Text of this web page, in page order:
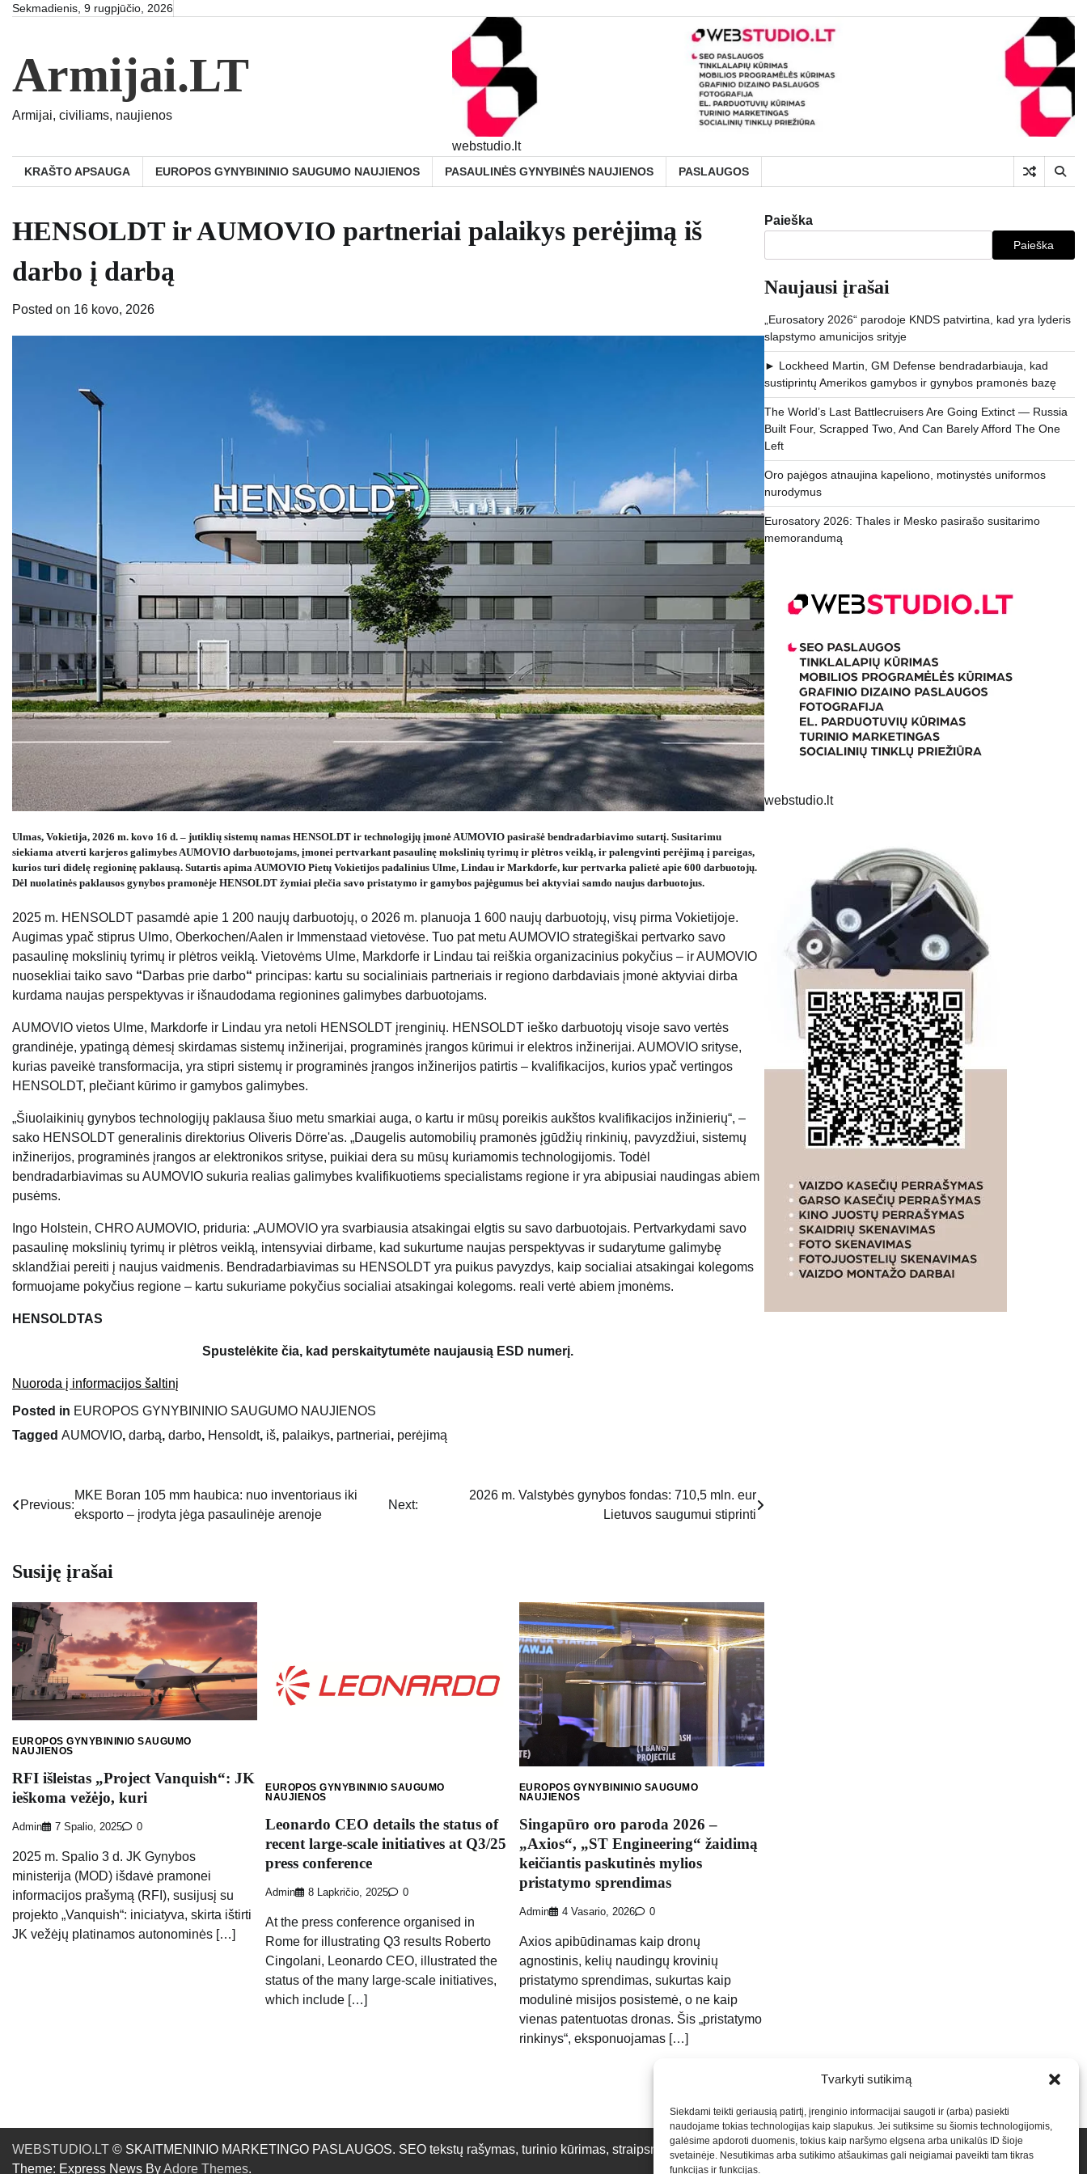
Tvarkyti sutikimą
Siekdami teikti geriausią patirtį, įrenginio informacijai saugoti ir (arba) pasiekti
naudojame tokias technologijas kaip slapukus. Jei sutiksime su šiomis technologijomis,
galėsime apdoroti duomenis, tokius kaip naršymo elgsena arba unikalūs ID šioje
svetainėje. Nesutikimas arba sutikimo atšaukimas gali neigiamai paveikti tam tikras
funkcijas ir funkcijas.
SkipSekmadienis, 9 rugpjūčio, 2026
Armijai.LT
Armijai, civiliams, naujienos
webstudio.lt
KRAŠTO APSAUGA EUROPOS GYNYBININIO SAUGUMO NAUJIENOS PASAULINĖS GYNYBINĖS NAUJIENOS PASLAUGOS
HENSOLDT ir AUMOVIO partneriai palaikys perėjimą iš
darbo į darbą
Posted on 16 kovo, 2026
Ulmas, Vokietija, 2026 m. kovo 16 d. – jutiklių sistemų namas HENSOLDT ir technologijų įmonė AUMOVIO pasirašė bendradarbiavimo sutartį. Susitarimu
siekiama atverti karjeros galimybes AUMOVIO darbuotojams, įmonei pertvarkant pasaulinę mokslinių tyrimų ir plėtros veiklą, ir palengvinti perėjimą į pareigas,
kurios turi didelę regioninę paklausą. Sutartis apima AUMOVIO Pietų Vokietijos padalinius Ulme, Lindau ir Markdorfe, kur pertvarka palietė apie 600 darbuotojų.
Dėl nuolatinės paklausos gynybos pramonėje HENSOLDT žymiai plečia savo pristatymo ir gamybos pajėgumus bei aktyviai samdo naujus darbuotojus.
2025 m. HENSOLDT pasamdė apie 1 200 naujų darbuotojų, o 2026 m. planuoja 1 600 naujų darbuotojų, visų pirma Vokietijoje.
Augimas ypač stiprus Ulmo, Oberkochen/Aalen ir Immenstaad vietovėse. Tuo pat metu AUMOVIO strategiškai pertvarko savo
pasaulinę mokslinių tyrimų ir plėtros veiklą. Vietovėms Ulme, Markdorfe ir Lindau tai reiškia organizacinius pokyčius – ir AUMOVIO
nuosekliai taiko savo “Darbas prie darbo“ principas: kartu su socialiniais partneriais ir regiono darbdaviais įmonė aktyviai dirba
kurdama naujas perspektyvas ir išnaudodama regionines galimybes darbuotojams.
AUMOVIO vietos Ulme, Markdorfe ir Lindau yra netoli HENSOLDT įrenginių. HENSOLDT ieško darbuotojų visoje savo vertės
grandinėje, ypatingą dėmesį skirdamas sistemų inžinerijai, programinės įrangos kūrimui ir elektros inžinerijai. AUMOVIO srityse,
kurias paveikė transformacija, yra stipri sistemų ir programinės įrangos inžinerijos patirtis – kvalifikacijos, kurios ypač vertingos
HENSOLDT, plečiant kūrimo ir gamybos galimybes.
„Šiuolaikinių gynybos technologijų paklausa šiuo metu smarkiai auga, o kartu ir mūsų poreikis aukštos kvalifikacijos inžinierių“, –
sako HENSOLDT generalinis direktorius Oliveris Dörre'as. „Daugelis automobilių pramonės įgūdžių rinkinių, pavyzdžiui, sistemų
inžinerijos, programinės įrangos ar elektronikos srityse, puikiai dera su mūsų kuriamomis technologijomis. Todėl
bendradarbiavimas su AUMOVIO sukuria realias galimybes kvalifikuotiems specialistams regione ir yra abipusiai naudingas abiem
pusėms.
Ingo Holstein, CHRO AUMOVIO, priduria: „AUMOVIO yra svarbiausia atsakingai elgtis su savo darbuotojais. Pertvarkydami savo
pasaulinę mokslinių tyrimų ir plėtros veiklą, intensyviai dirbame, kad sukurtume naujas perspektyvas ir sudarytume galimybę
sklandžiai pereiti į naujus vaidmenis. Bendradarbiavimas su HENSOLDT yra puikus pavyzdys, kaip socialiai atsakingai kolegoms
formuojame pokyčius regione – kartu sukuriame pokyčius socialiai atsakingai kolegoms. reali vertė abiem įmonėms.
HENSOLDTAS
Spustelėkite čia, kad perskaitytumėte naujausią ESD numerį.
Nuoroda į informacijos šaltinį
Posted in EUROPOS GYNYBININIO SAUGUMO NAUJIENOS
Tagged AUMOVIO, darbą, darbo, Hensoldt, iš, palaikys, partneriai, perėjimą
Navigacija
Previous:
MKE Boran 105 mm haubica: nuo inventoriaus iki
eksporto – įrodyta jėga pasaulinėje arenoje
Next:
2026 m. Valstybės gynybos fondas: 710,5 mln. eur
Lietuvos saugumui stiprinti
Susiję įrašai
EUROPOS GYNYBININIO SAUGUMO
NAUJIENOS
RFI išleistas „Project Vanquish“: JK
ieškoma vežėjo, kuri
Admin 7 Spalio, 2025 0
2025 m. Spalio 3 d. JK Gynybos
ministerija (MOD) išdavė pramonei
informacijos prašymą (RFI), susijusį su
projekto „Vanquish“: iniciatyva, skirta ištirti
JK vežėjų platinamos autonominės […]
EUROPOS GYNYBININIO SAUGUMO
NAUJIENOS
Leonardo CEO details the status of
recent large-scale initiatives at Q3/25
press conference
Admin 8 Lapkričio, 2025 0
At the press conference organised in
Rome for illustrating Q3 results Roberto
Cingolani, Leonardo CEO, illustrated the
status of the many large-scale initiatives,
which include […]
EUROPOS GYNYBININIO SAUGUMO
NAUJIENOS
Singapūro oro paroda 2026 –
„Axios“, „ST Engineering“ žaidimą
keičiantis paskutinės mylios
pristatymo sprendimas
Admin 4 Vasario, 2026 0
Axios apibūdinamas kaip dronų
agnostinis, kelių naudingų krovinių
pristatymo sprendimas, sukurtas kaip
modulinė misijos posistemė, o ne kaip
vienas patentuotas dronas. Šis „pristatymo
rinkinys“, eksponuojamas […]
Paieška
Paieška
Naujausi įrašai
„Eurosatory 2026“ parodoje KNDS patvirtina, kad yra lyderis
slapstymo amunicijos srityje
► Lockheed Martin, GM Defense bendradarbiauja, kad
sustiprintų Amerikos gamybos ir gynybos pramonės bazę
The World’s Last Battlecruisers Are Going Extinct — Russia
Built Four, Scrapped Two, And Can Barely Afford The One
Left
Oro pajėgos atnaujina kapeliono, motinystės uniformos
nurodymus
Eurosatory 2026: Thales ir Mesko pasirašo susitarimo
memorandumą
webstudio.lt
WEBSTUDIO.LT © SKAITMENINIO MARKETINGO PASLAUGOS. SEO tekstų rašymas, turinio kūrimas, straipsnių rašymas ir talpinimas į mūsų valdomas svetaines.2026Armijai.LT
Theme: Express News ByAdore Themes.